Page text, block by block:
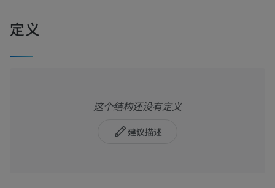
定义
这个结构还没有定义
建议描述